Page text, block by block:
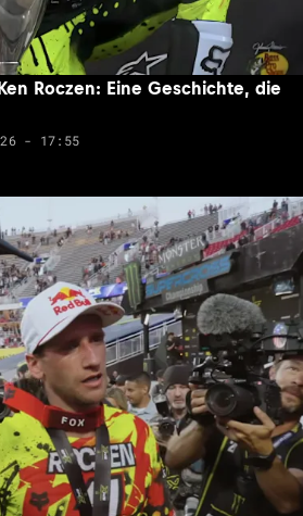
Roczen: Eine Geschichte, die
- 17:55